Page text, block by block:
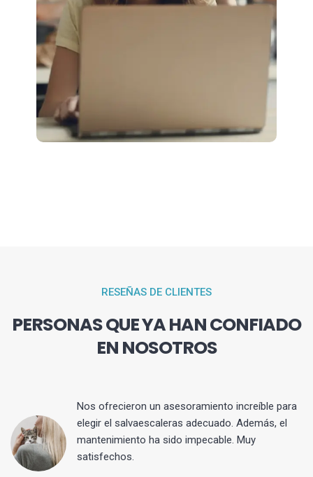
RESEÑAS DE CLIENTES
PERSONAS QUE YA HAN CONFIADO
EN NOSOTROS
Nos ofrecieron un asesoramiento increíble para
elegir el salvaescaleras adecuado. Además, el
mantenimiento ha sido impecable. Muy
satisfechos.